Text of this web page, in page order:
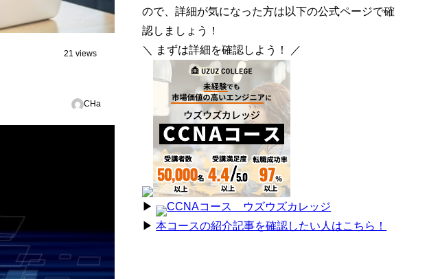
21 views
CHa
ので、詳細が気になった方は以下の公式ページで確
認しましょう！
＼ まずは詳細を確認しよう！ ／
▶︎
CCNAコース ウズウズカレッジ
▶︎本コースの紹介記事を確認したい人はこちら！